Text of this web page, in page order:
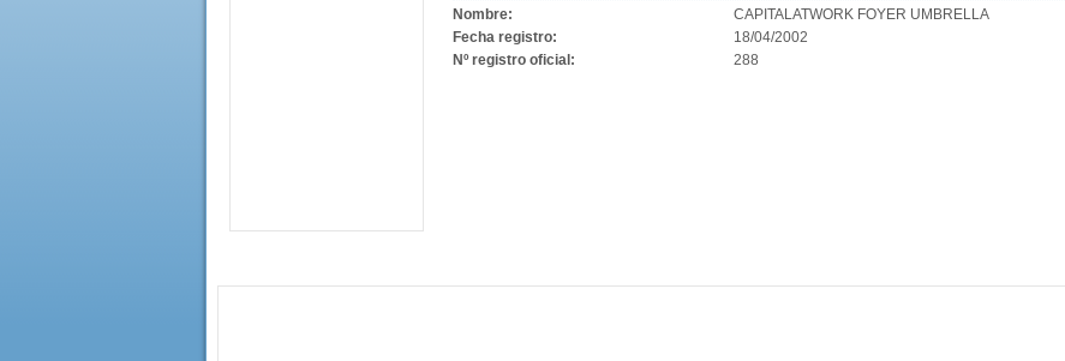
Nombre:
CAPITALATWORK FOYER UMBRELLA
Fecha registro:
18/04/2002
Nº registro oficial:
288